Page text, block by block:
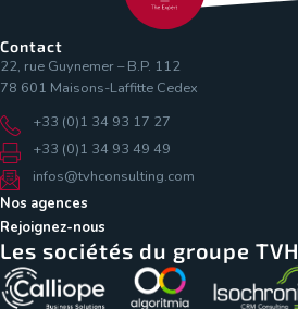
Contact
22, rue Guynemer – B.P. 112
78 601 Maisons-Laffitte Cedex
+33 (0)1 34 93 17 27
+33 (0)1 34 93 49 49
infos@tvhconsulting.com
Nos agences
Rejoignez-nous
Les sociétés du groupe